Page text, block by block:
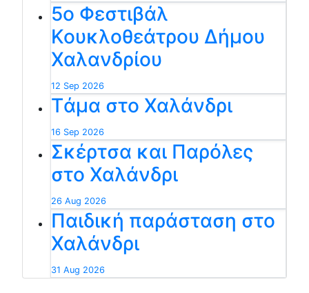
5ο Φεστιβάλ
Κουκλοθεάτρου Δήμου
Χαλανδρίου
12 Sep 2026
Tάμα στο Χαλάνδρι
16 Sep 2026
Σκέρτσα και Παρόλες
στο Χαλάνδρι
26 Aug 2026
Παιδική παράσταση στο
Χαλάνδρι
31 Aug 2026